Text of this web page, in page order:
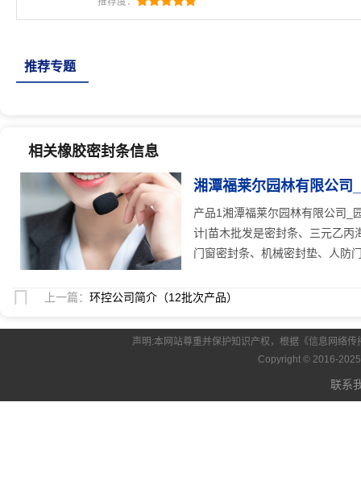
条、集装箱密封条、橡塑密封条、建筑门窗密封条
推荐专题
相关橡胶密封条信息
湘潭福莱尔园林有限公司
注
产品1湘潭福莱尔园林有限公司_
计|苗木批发是密封条、三元乙丙
门窗密封条、机械密封垫、人防
上一篇： 环控公司简介（12批次产品）
声明:本网站尊重并保护知识产权，根据《信息网络
Copyright © 2016-
联系